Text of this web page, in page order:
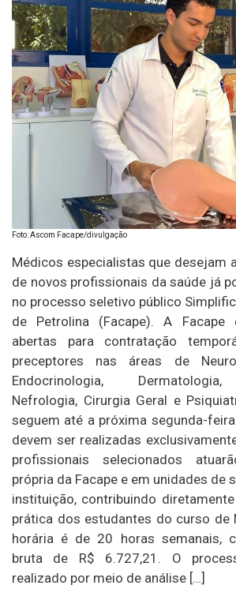
Foto: Ascom Facape/divulgação
Médicos especialistas que desejam
de novos profissionais da saúde já
no processo seletivo público
de Petrolina (Facape). A
abertas para contratação
preceptores nas áreas de
Endocrinologia,
Nefrologia, Cirurgia Geral e
seguem até a próxima segunda-
devem ser realizadas
profissionais selecionados
própria da Facape e em unidades de
instituição, contribuindo
prática dos estudantes do curso de
horária é de 20 horas semanais,
bruta de R$ 6.727,21. O
realizado por meio de análise […]